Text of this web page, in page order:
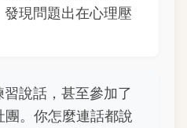
現問題出在心理壓
說話，甚至參加了
。你怎麼連話都說